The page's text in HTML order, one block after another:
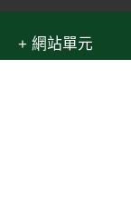
網站單元